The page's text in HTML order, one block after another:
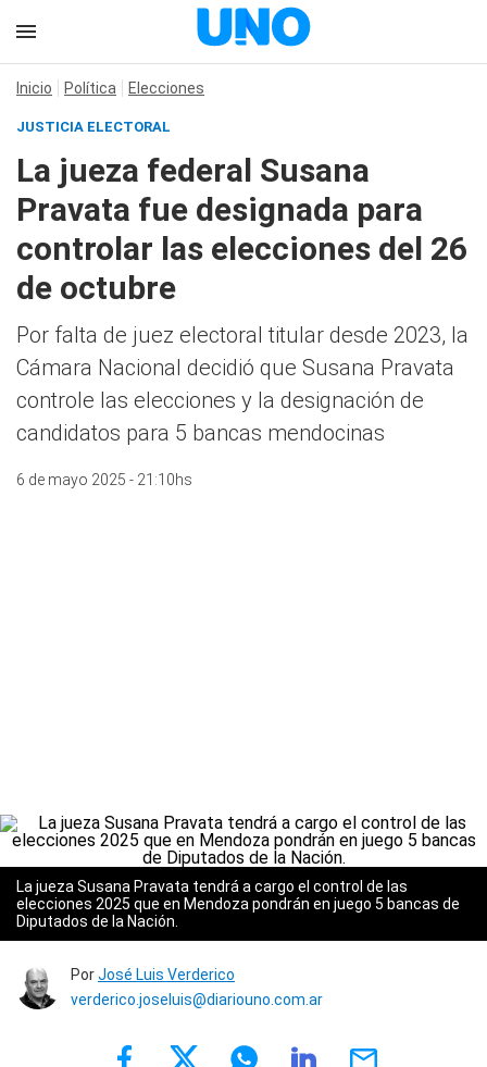
Inicio Política Elecciones
JUSTICIA ELECTORAL
La jueza federal Susana
Pravata fue designada para
controlar las elecciones del 26
de octubre
Por falta de juez electoral titular desde 2023, la
Cámara Nacional decidió que Susana Pravata
controle las elecciones y la designación de
candidatos para 5 bancas mendocinas
6 de mayo 2025 - 21:10hs
La jueza Susana Pravata tendrá a cargo el control de las
elecciones 2025 que en Mendoza pondrán en juego 5 bancas de
Diputados de la Nación.
PorJosé Luis Verderico
verderico.joseluis@diariouno.com.ar